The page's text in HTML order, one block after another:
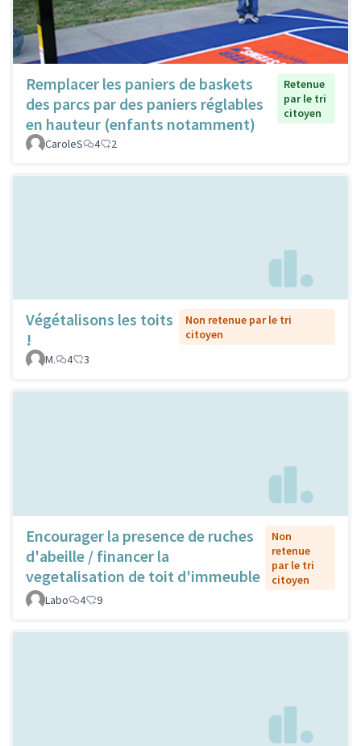
Remplacer les paniers de baskets
des parcs par des paniers réglables
en hauteur (enfants notamment)
Retenue
par le tri
citoyen
CaroleS 4 2
Végétalisons les toits
!
Non retenue par le tri
citoyen
M.
4 3
Encourager la presence de ruches
d'abeille / financer la
vegetalisation de toit d'immeuble
Non
retenue
par le tri
citoyen
Labo
4 9